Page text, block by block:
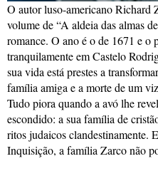
O autor luso-americano Richard
volume de “A aldeia das almas
romance. O ano é o de 1671 e o
tranquilamente em Castelo
sua vida está prestes a
família amiga e a morte de um
Tudo piora quando a avó lhe
escondido: a sua família de
ritos judaicos clandestinamente.
Inquisição, a família Zarco não